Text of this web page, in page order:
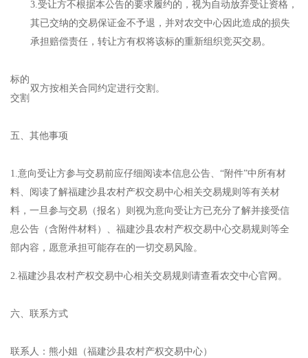
3.受让方不根据本公告的要求履约的，视为自动放弃受让资格，
其已交纳的交易保证金不予退，并对农交中心因此造成的损失
承担赔偿责任，转让方有权将该标的重新组织竞买交易。
标的
交割
双方按相关合同约定进行交割。
五、其他事项
1.意向受让方参与交易前应仔细阅读本信息公告、“附件”中所有材
料、阅读了解福建沙县农村产权交易中心相关交易规则等有关材
料，一旦参与交易（报名）则视为意向受让方已充分了解并接受信
息公告（含附件材料）、福建沙县农村产权交易中心交易规则等全
部内容，愿意承担可能存在的一切交易风险。
2.福建沙县农村产权交易中心相关交易规则请查看农交中心官网。
六、联系方式
联系人：熊小姐（福建沙县农村产权交易中心）